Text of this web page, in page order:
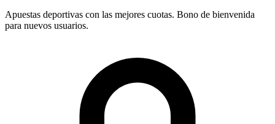
Apuestas deportivas con las mejores cuotas. Bono de bienvenida
para nuevos usuarios.